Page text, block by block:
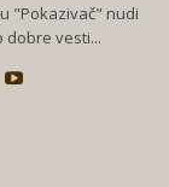
"Pokazivač" nudi
dobre vesti...